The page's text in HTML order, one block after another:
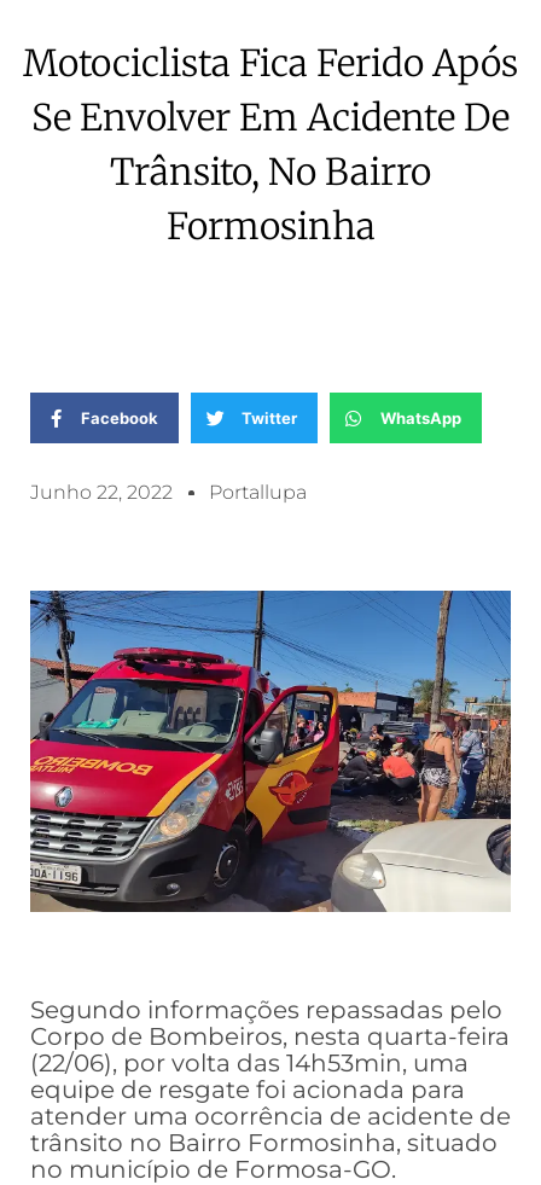
Motociclista Fica Ferido Após
Se Envolver Em Acidente De
Trânsito, No Bairro
Formosinha
Facebook Twitter WhatsApp
Junho 22, 2022 Portallupa
Segundo informações repassadas pelo
Corpo de Bombeiros, nesta quarta-feira
(22/06), por volta das 14h53min, uma
equipe de resgate foi acionada para
atender uma ocorrência de acidente de
trânsito no Bairro Formosinha, situado
no município de Formosa-GO.